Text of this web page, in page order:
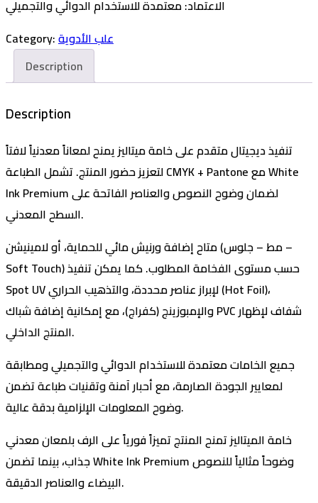
الاعتماد: معتمدة للاستخدام الدوائي والتجميلي
Category:علب الأدوية
Description
Description
تنفيذ ديجيتال متقدم على خامة ميتاليز يمنح لمعاناً معدنياً لافتاً
لتعزيز حضور المنتج. تشمل الطباعة CMYK + Pantone مع White
Ink Premium لضمان وضوح النصوص والعناصر الفاتحة على
السطح المعدني.
متاح إضافة ورنيش مائي للحماية، أو لامينيشن (مط – جلوس –
Soft Touch) حسب مستوى الفخامة المطلوب. كما يمكن تنفيذ
Spot UV لإبراز عناصر محددة، والتذهيب الحراري (Hot Foil)،
والإمبوزينج (كفراج)، مع إمكانية إضافة شباك PVC شفاف لإظهار
المنتج الداخلي.
جميع الخامات معتمدة للاستخدام الدوائي والتجميلي ومطابقة
لمعايير الجودة الصارمة، مع أحبار آمنة وتقنيات طباعة تضمن
وضوح المعلومات الإلزامية بدقة عالية.
خامة الميتاليز تمنح المنتج تميزاً فورياً على الرف بلمعان معدني
جذاب، بينما تضمن White Ink Premium وضوحاً مثالياً للنصوص
البيضاء والعناصر الدقيقة.